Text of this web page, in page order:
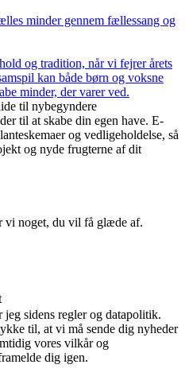
minder gennem fællessang og
og tradition, når vi fejrer årets
kan både børn og voksne
minder, der varer ved.
til nybegyndere
til at skabe din egen have. E-
og vedligeholdelse, så
og nyde frugterne af dit
vi noget, du vil få glæde af.
jeg sidens regler og datapolitik.
til, at vi må sende dig nyheder
vores vilkår og
dig igen.